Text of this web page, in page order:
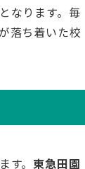
なります。毎
落ち着いた校
。 東急田園